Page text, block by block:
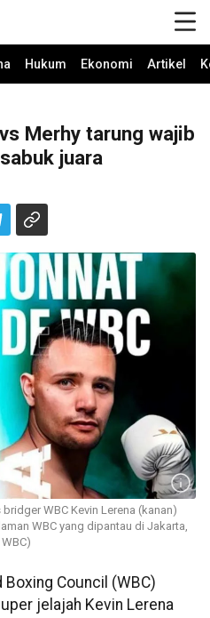
Hukum Ekonomi Artikel
Merhy tarung wajib
juara
WBC Kevin Lerena (kanan)
WBC yang dipantau di Jakarta,
Boxing Council (WBC)
jelajah Kevin Lerena